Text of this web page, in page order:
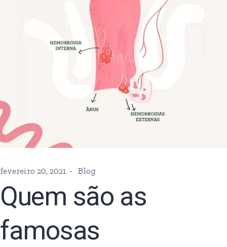
fevereiro 20, 2021 Blog
Quem são as
famosas